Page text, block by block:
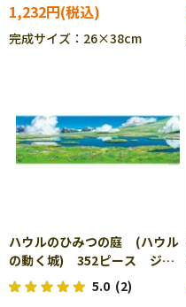
1,232円
完成サイズ：26×38cm
ハウルのひみつの庭 (ハウル
の動く城) 352ピース ジグ
ソーパズル ENS-352-204
5.0 (2)